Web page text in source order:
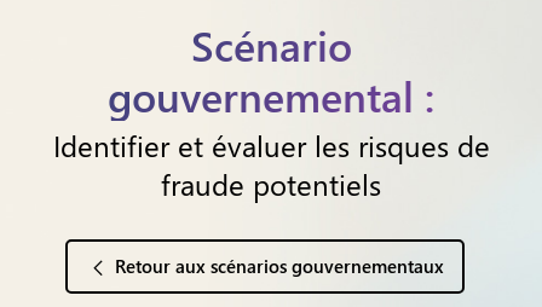
Scénario
gouvernemental :
Identifier et évaluer les risques de
fraude potentiels
Retour aux scénarios gouvernementaux